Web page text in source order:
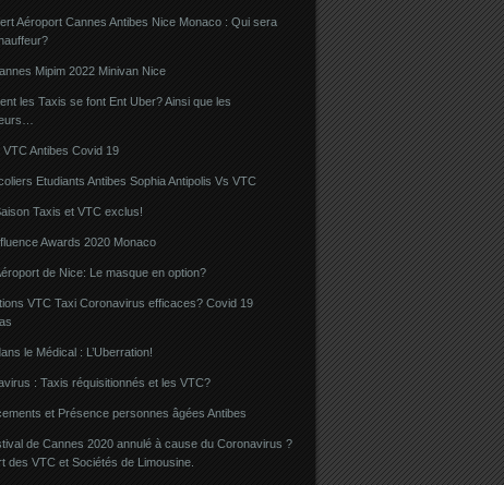
Aéroport Cannes Antibes Nice Monaco : Qui sera
Mipim 2022 Minivan Nice
les Taxis se font Ent Uber? Ainsi que les
VTC Antibes Covid 19
Etudiants Antibes Sophia Antipolis Vs VTC
Taxis et VTC exclus!
Awards 2020 Monaco
de Nice: Le masque en option?
VTC Taxi Coronavirus efficaces? Covid 19
le Médical : L’Uberration!
: Taxis réquisitionnés et les VTC?
et Présence personnes âgées Antibes
de Cannes 2020 annulé à cause du Coronavirus ?
des VTC et Sociétés de Limousine.